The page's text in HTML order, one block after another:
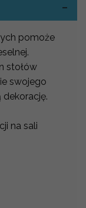
pomoże
stołów
swojego
na sali